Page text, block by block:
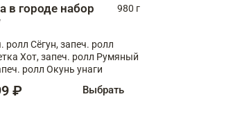
в городе набор
980 г
ролл Сёгун, запеч. ролл
Хот, запеч. ролл Румяный
ролл Окунь унаги
₽ Выбрать